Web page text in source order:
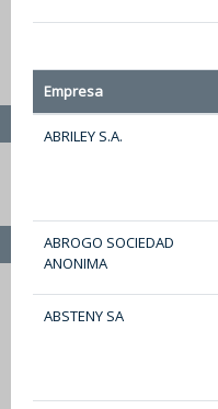
Empresa
ABRILEY S.A.
ABROGO SOCIEDAD
ANONIMA
ABSTENY SA